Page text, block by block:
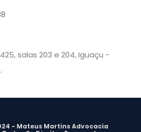
salas 203 e 204, Iguaçu -
- Mateus Martins Advocacia